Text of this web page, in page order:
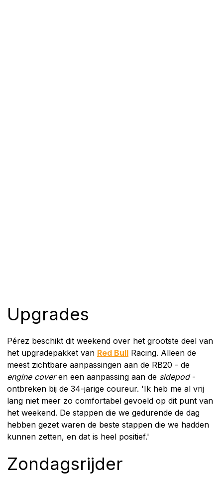
Upgrades
Pérez beschikt dit weekend over het grootste deel van
het upgradepakket van Red Bull Racing. Alleen de
meest zichtbare aanpassingen aan de RB20 - de
engine coveren een aanpassing aan de sidepod-
ontbreken bij de 34-jarige coureur. 'Ik heb me al vrij
lang niet meer zo comfortabel gevoeld op dit punt van
het weekend. De stappen die we gedurende de dag
hebben gezet waren de beste stappen die we hadden
kunnen zetten, en dat is heel positief.'
Zondagsrijder